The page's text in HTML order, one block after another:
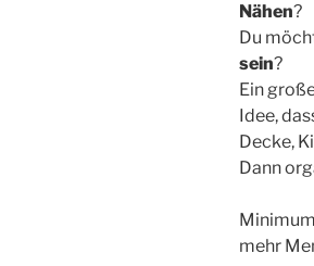
Nähen?
Du
sein?
Ein
Idee,
Decke,
Dann
mehr